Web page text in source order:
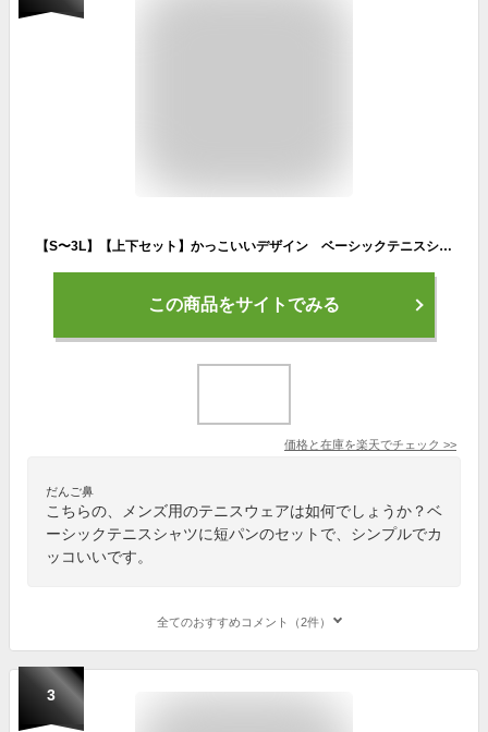
【S〜3L】【上下セット】かっこいいデザイン ベーシックテニスシャツ＋パンツ 【オリジナルプリント対応】 半袖 ポロシャツ 短パン 無地 シンプル テニスウエア ドライ ライン S/M/L/LL/3L メンズ/レディース バトミントン
この商品をサイトでみる
価格と在庫を楽天でチェック >>
だんご鼻
こちらの、メンズ用のテニスウェアは如何でしょうか？ベ
ーシックテニスシャツに短パンのセットで、シンプルでカ
ッコいいです。
全てのおすすめコメント（2件）
3